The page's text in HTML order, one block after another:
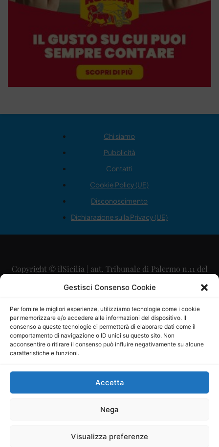
Gestisci Consenso Cookie
Per fornire le migliori esperienze, utilizziamo tecnologie come i cookie
per memorizzare e/o accedere alle informazioni del dispositivo. Il
consenso a queste tecnologie ci permetterà di elaborare dati come il
comportamento di navigazione o ID unici su questo sito. Non
acconsentire o ritirare il consenso può influire negativamente su alcune
caratteristiche e funzioni.
Accetta
Nega
Visualizza preferenze
Chi siamo
Pubblicità
Contatti
Cookie Policy (UE)
Disconoscimento
Dichiarazione sulla Privacy (UE)
Copyright © ilSicilia | aut. Tribunale di Palermo n.11 del
29/09/2015
Direttore Editoriale: Maurizio Scaglione
Direttore Responsabile: Maria Calabrese
P.IVA: 06334930820
Mercurio Comunicazione Società Cooperativa a r.l. è
iscritta al Registro degli Operatori di Comunicazione al
Sito gestito daLa Digitale srl–info@ladigitale.it